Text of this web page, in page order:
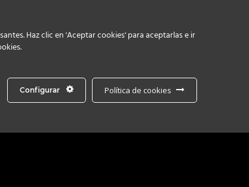
Haz clic en 'Aceptar cookies' para aceptarlas e ir
Política de cookies
Configurar